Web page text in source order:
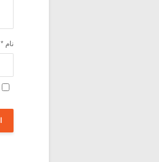
نام *